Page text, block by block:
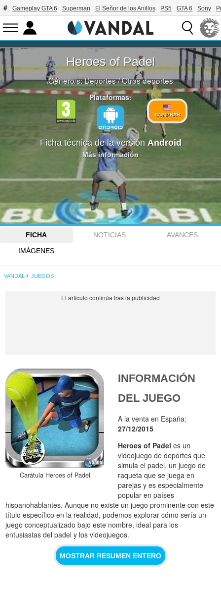
Gameplay GTA 6 Superman El Señor de los Anillos PS5 GTA 6 Sony
Heroes of Padel
Género/s:Deportes/Otros deportes
Plataformas:
COMPRAR
Ficha técnica de la versión Android
Más información
FICHA NOTICIAS
AVANCES
IMÁGENES
VANDAL JUEGOS
Carátula Heroes of Padel
INFORMACIÓN
DEL JUEGO
A la venta en España:
27/12/2015
Heroes of Padel es un
videojuego de deportes que
simula el padel, un juego de
raqueta que se juega en
parejas y es especialmente
popular en países
hispanohablantes. Aunque no existe un juego prominente con este
título específico en la realidad, podemos explorar cómo sería un
juego conceptualizado bajo este nombre, ideal para los
entusiastas del padel y los videojuegos.
MOSTRAR RESUMEN ENTERO